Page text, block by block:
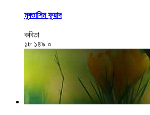
মুবতাসিম ফুয়াদ
কবিতা
১৮ ১৪৯ ০